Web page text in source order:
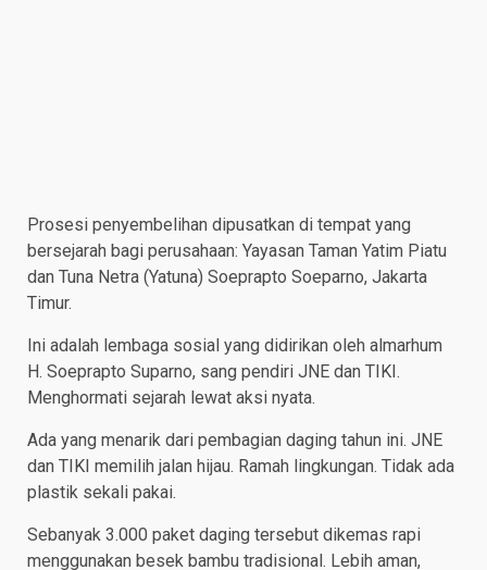
Prosesi penyembelihan dipusatkan di tempat yang
bersejarah bagi perusahaan: Yayasan Taman Yatim Piatu
dan Tuna Netra (Yatuna) Soeprapto Soeparno, Jakarta
Timur.
Ini adalah lembaga sosial yang didirikan oleh almarhum
H. Soeprapto Suparno, sang pendiri JNE dan TIKI.
Menghormati sejarah lewat aksi nyata.
Ada yang menarik dari pembagian daging tahun ini. JNE
dan TIKI memilih jalan hijau. Ramah lingkungan. Tidak ada
plastik sekali pakai.
Sebanyak 3.000 paket daging tersebut dikemas rapi
menggunakan besek bambu tradisional. Lebih aman,